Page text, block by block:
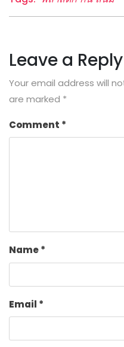
Leave a Reply
Your email address will
are marked *
Comment *
Name*
Email *